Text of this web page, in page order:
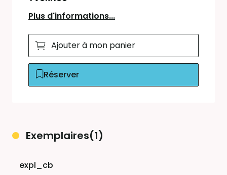
Plus d'informations...
Ajouter à mon panier
Réserver
Exemplaires(1)